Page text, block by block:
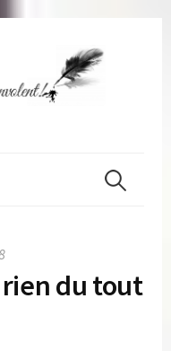
Rechercher
du tout